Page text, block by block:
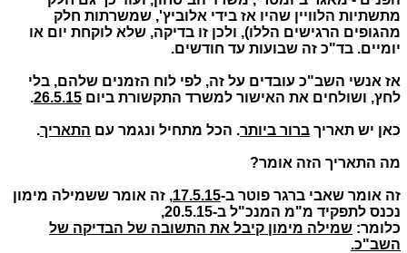
מתשתיות הלוויין שהיו אז בידי אלוביץ', שמשרתות חלק
מהגופים הרגישים הללו), ולכן זו בדיקה, שלא לוקחת יום או
יומיים. בד"כ זה שבועות עד חודשים.
אז אנשי השב"כ עובדים על זה, לפי לוח הזמנים שלהם, בלי
לחץ, ושולחים את האישור למשרד התקשורת ביום 26.5.15
.
כאן יש תאריך ברור ביותר. הכל מתחיל ונגמר עם התאריך.
מה התאריך הזה אומר?
זה אומר שאבי ברגר פוטר ב-17.5.15, זה אומר ששמילה מימון
נכנס לתפקיד מ"מ המנכ"ל ב-20.5.15,
כלומר: שמילה מימון קיבל את התשובה של הבדיקה של
השב"כ.